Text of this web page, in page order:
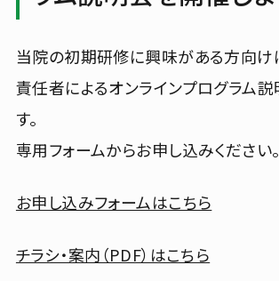
TEL072-272-
堺市西区家原寺町1丁1番1号
当院の初期研修に興味がある方向け
責任者によるオンラインプログラム
す。
専用フォームからお申し込みください。
お申し込みフォームはこちら
チラシ・案内（PDF）はこちら